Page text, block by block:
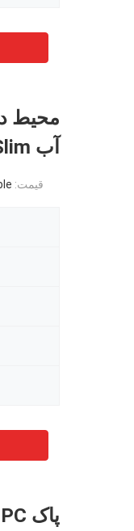
محیط
آب Ultra Slim انعطاف پذیر
قیمت: